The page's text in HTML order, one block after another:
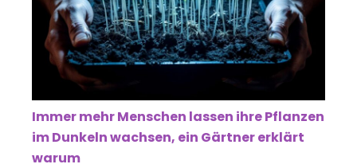
Immer mehr Menschen lassen ihre Pflanzen
im Dunkeln wachsen, ein Gärtner erklärt
warum